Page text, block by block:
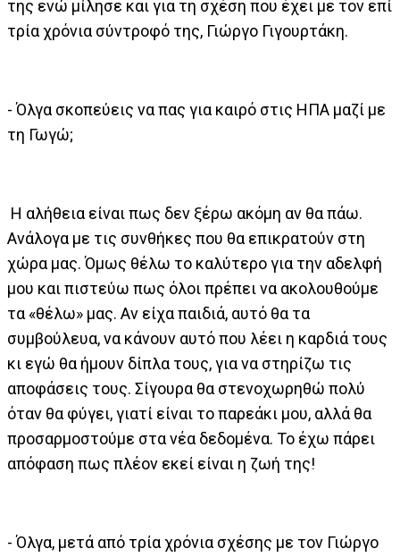
της ενώ μίλησε και για τη σχέση που έχει με τον επί
τρία χρόνια σύντροφό της, Γιώργο Γιγουρτάκη.
- Όλγα σκοπεύεις να πας για καιρό στις ΗΠΑ μαζί με
τη Γωγώ;
Η αλήθεια είναι πως δεν ξέρω ακόμη αν θα πάω.
Ανάλογα με τις συνθήκες που θα επικρατούν στη
χώρα μας. Όμως θέλω το καλύτερο για την αδελφή
μου και πιστεύω πως όλοι πρέπει να ακολουθούμε
τα «θέλω» μας. Αν είχα παιδιά, αυτό θα τα
συμβούλευα, να κάνουν αυτό που λέει η καρδιά τους
κι εγώ θα ήμουν δίπλα τους, για να στηρίζω τις
αποφάσεις τους. Σίγουρα θα στενοχωρηθώ πολύ
όταν θα φύγει, γιατί είναι το παρεάκι μου, αλλά θα
προσαρμοστούμε στα νέα δεδομένα. Το έχω πάρει
απόφαση πως πλέον εκεί είναι η ζωή της!
- Όλγα, μετά από τρία χρόνια σχέσης με τον Γιώργο